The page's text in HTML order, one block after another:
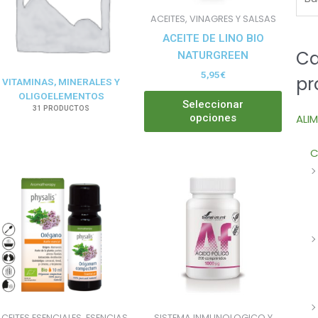
VITAMINAS, MINERALES Y
OLIGOELEMENTOS
31 PRODUCTOS
ACEITES, VINAGRES Y SALSAS
ACEITE DE LINO BIO
NATURGREEN
5,95€
Seleccionar
opciones
página
de